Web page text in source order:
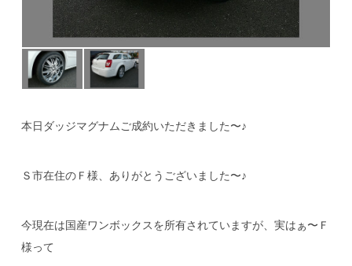
本日ダッジマグナムご成約いただきました〜♪
Ｓ市在住のＦ様、ありがとうございました〜♪
今現在は国産ワンボックスを所有されていますが、実はぁ〜Ｆ
様って